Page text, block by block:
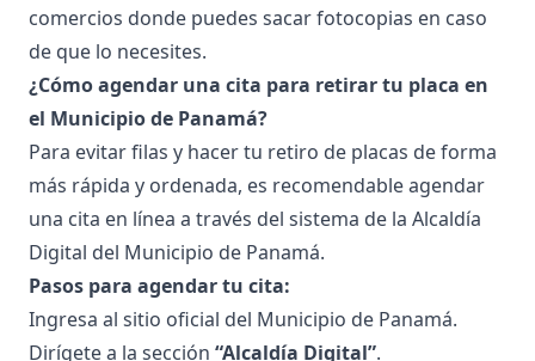
comercios donde puedes sacar fotocopias en caso
de que lo necesites.
¿Cómo agendar una cita para retirar tu placa en
el Municipio de Panamá?
Para evitar filas y hacer tu retiro de placas de forma
más rápida y ordenada, es recomendable agendar
una cita en línea a través del sistema de la Alcaldía
Digital del Municipio de Panamá.
Pasos para agendar tu cita:
Ingresa al sitio oficial del Municipio de Panamá.
Dirígete a la sección “Alcaldía Digital”.